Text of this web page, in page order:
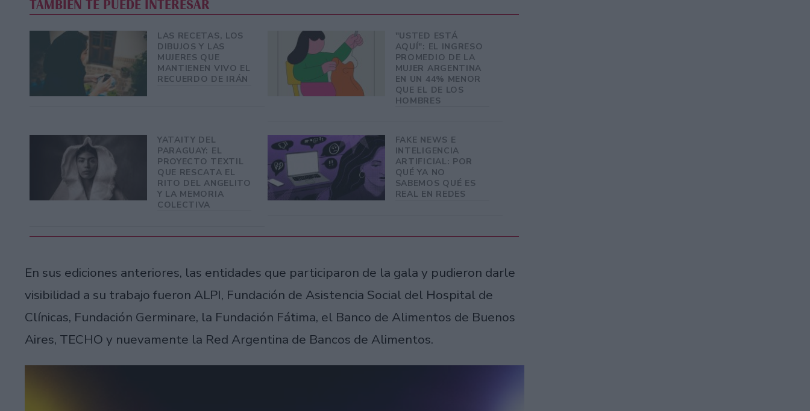
TAMBIÉN TE PUEDE INTERESAR
LAS RECETAS, LOS
DIBUJOS Y LAS
MUJERES QUE
MANTIENEN VIVO EL
RECUERDO DE IRÁN
"USTED ESTÁ
AQUÍ": EL INGRESO
PROMEDIO DE LA
MUJER ARGENTINA
EN UN 44% MENOR
QUE EL DE LOS
HOMBRES
YATAITY DEL
PARAGUAY: EL
PROYECTO TEXTIL
QUE RESCATA EL
RITO DEL ANGELITO
Y LA MEMORIA
COLECTIVA
FAKE NEWS E
INTELIGENCIA
ARTIFICIAL: POR
QUÉ YA NO
SABEMOS QUÉ ES
REAL EN REDES
En sus ediciones anteriores, las entidades que participaron de la gala y pudieron darle
visibilidad a su trabajo fueron ALPI, Fundación de Asistencia Social del Hospital de
Clínicas, Fundación Germinare, la Fundación Fátima, el Banco de Alimentos de Buenos
Aires, TECHO y nuevamente la Red Argentina de Bancos de Alimentos.